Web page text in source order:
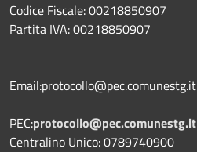
Codice Fiscale: 00218850907
Partita IVA: 00218850907
Email:protocollo@pec.comunestg.it
PEC:protocollo@pec.comunestg.it
Centralino Unico: 0789740900